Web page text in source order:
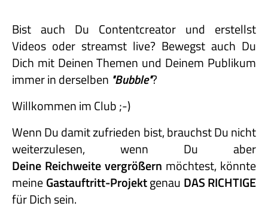
Bist auch Du Contentcreator und erstellst
Videos oder streamst live? Bewegst auch Du
Dich mit Deinen Themen und Deinem Publikum
immer in derselben "Bubble"?
Willkommen im Club ;-)
Wenn Du damit zufrieden bist, brauchst Du nicht
weiterzulesen, wenn Du aber
Deine Reichweite vergrößern möchtest, könnte
meineGastauftritt-Projektgenau DAS RICHTIGE
für Dich sein.